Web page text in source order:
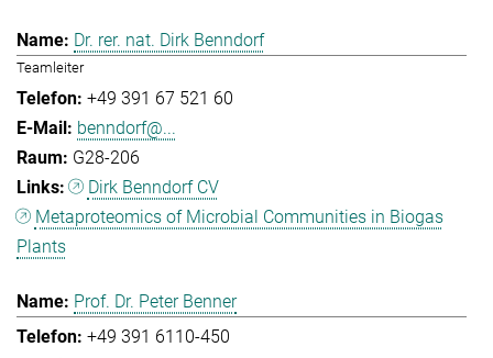
Dr. rer. nat. Dirk Benndorf
Teamleiter
+49 391 67 521 60
benndorf@...
G28-206
Dirk Benndorf CV
Metaproteomics of Microbial Communities in Biogas
Plants
Prof. Dr. Peter Benner
+49 391 6110-450